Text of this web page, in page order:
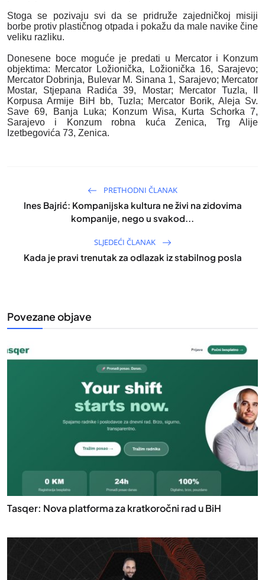
Stoga se pozivaju svi da se pridruže zajedničkoj misiji
borbe protiv plastičnog otpada i pokažu da male navike čine
veliku razliku.
Donesene boce moguće je predati u Mercator i Konzum
objektima: Mercator Ložionička, Ložionička 16, Sarajevo;
Mercator Dobrinja, Bulevar M. Sinana 1, Sarajevo; Mercator
Mostar, Stjepana Radića 39, Mostar; Mercator Tuzla, II
Korpusa Armije BiH bb, Tuzla; Mercator Borik, Aleja Sv.
Save 69, Banja Luka; Konzum Wisa, Kurta Schorka 7,
Sarajevo i Konzum robna kuća Zenica, Trg Alije
Izetbegovića 73, Zenica.
PRETHODNI ČLANAK
Ines Bajrić: Kompanijska kultura ne živi na zidovima
kompanije, nego u svakod...
SLJEDEĆI ČLANAK
Kada je pravi trenutak za odlazak iz stabilnog posla
Povezane objave
Tasqer: Nova platforma za kratkoročni rad u BiH